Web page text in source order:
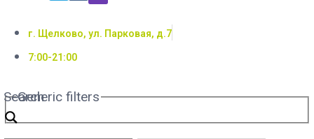
г. Щелково, ул. Парковая, д.7
7:00-21:00
Search
Generic filters